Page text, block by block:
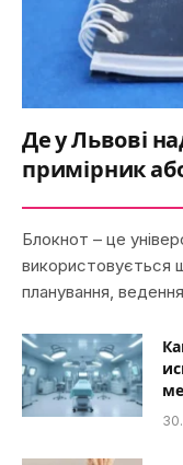
Де у Львові
примірник
Блокнот – це
використовується
планування,